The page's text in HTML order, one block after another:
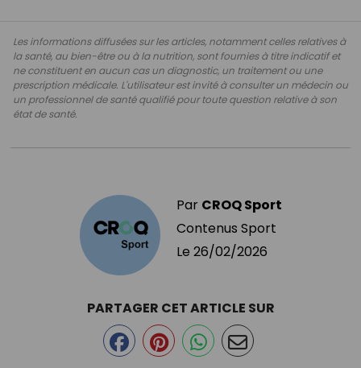
Les informations diffusées sur les articles, notamment celles relatives à
la santé, au bien-être ou à la nutrition, sont fournies à titre indicatif et
ne constituent en aucun cas un diagnostic, un traitement ou une
prescription médicale. L'utilisateur est invité à consulter un médecin ou
un professionnel de santé qualifié pour toute question relative à son
état de santé.
Par CROQ Sport
Contenus Sport
Le 26/02/2026
PARTAGER CET ARTICLE SUR